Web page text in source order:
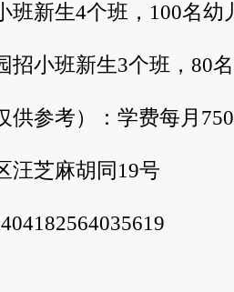
新生4个班，100名幼
小班新生3个班，80
参考）：学费每月
芝麻胡同19号